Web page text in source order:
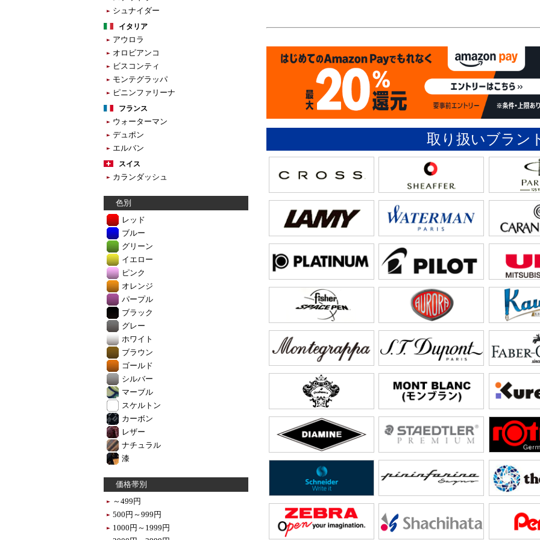
取り扱いブラン
シュナイダー
イタリア
アウロラ
オロビアンコ
ビスコンティ
モンテグラッパ
ピニンファリーナ
フランス
ウォーターマン
デュポン
エルバン
スイス
カランダッシュ
色別
レッド
ブルー
グリーン
イエロー
ピンク
オレンジ
パープル
ブラック
グレー
ホワイト
ブラウン
ゴールド
シルバー
マーブル
スケルトン
カーボン
レザー
ナチュラル
漆
価格帯別
～499円
500円～999円
1000円～1999円